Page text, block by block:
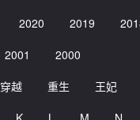
2020 2019
2001
2000
穿越 重生 王妃